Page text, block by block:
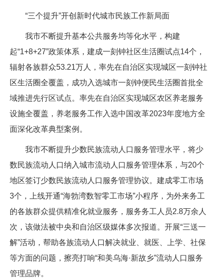
“三个提升”开创新时代城市民族工作新局面
我市不断提升基本公共服务均等化水平，构建
起“1+8+27”政策体系，建成一刻钟社区生活圈试点14个，
辐射各族群众53.21万人，率先在自治区实现城区一刻钟社
区生活圈全覆盖，成功入选城市一刻钟便民生活圈首批全
域推进先行区试点。率先在自治区实现城区农区养老服务
设施全覆盖，养老服务工作入选中国改革2023年度地方全
面深化改革典型案例。
我市不断提升少数民族流动人口服务管理水平，将少
数民族流动人口纳入城市流动人口服务管理体系，与20个
地区签订少数民族流动人口服务管理协议。建成零工市场
3个，上线开通“海勃湾数智零工市场”小程序，为外来务工
的各族群众提供精准化就业服务，服务务工人员2.8万余人
次，该做法被中央和自治区级媒体多次报道。开展“三送一
解”活动，帮助各族流动人口解决就业、就医、上学、社保
等方面的问题，擦亮打响“和美乌海·新故乡”流动人口服务
管理品牌。